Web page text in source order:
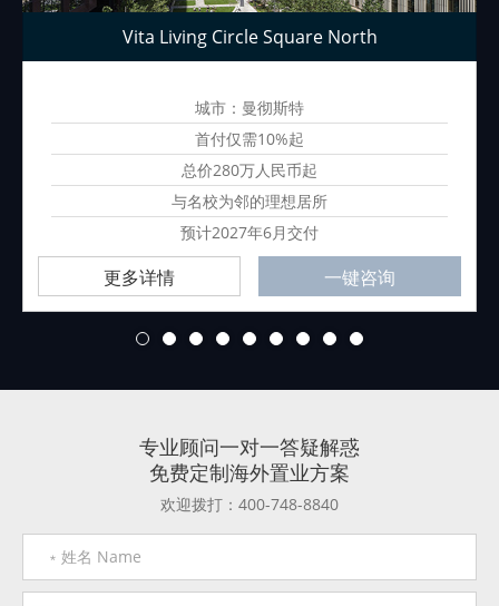
Vita Living Circle Square North
城市：曼彻斯特
首付仅需10%起
总价280万人民币起
与名校为邻的理想居所
预计2027年6月交付
更多详情 一键咨询
3 4 5 6 7 8 9
专业顾问一对一答疑解惑
免费定制海外置业方案
欢迎拨打：400-748-8840